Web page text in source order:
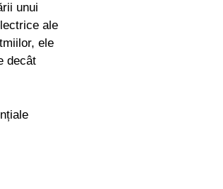
unui
ale
ele
decât